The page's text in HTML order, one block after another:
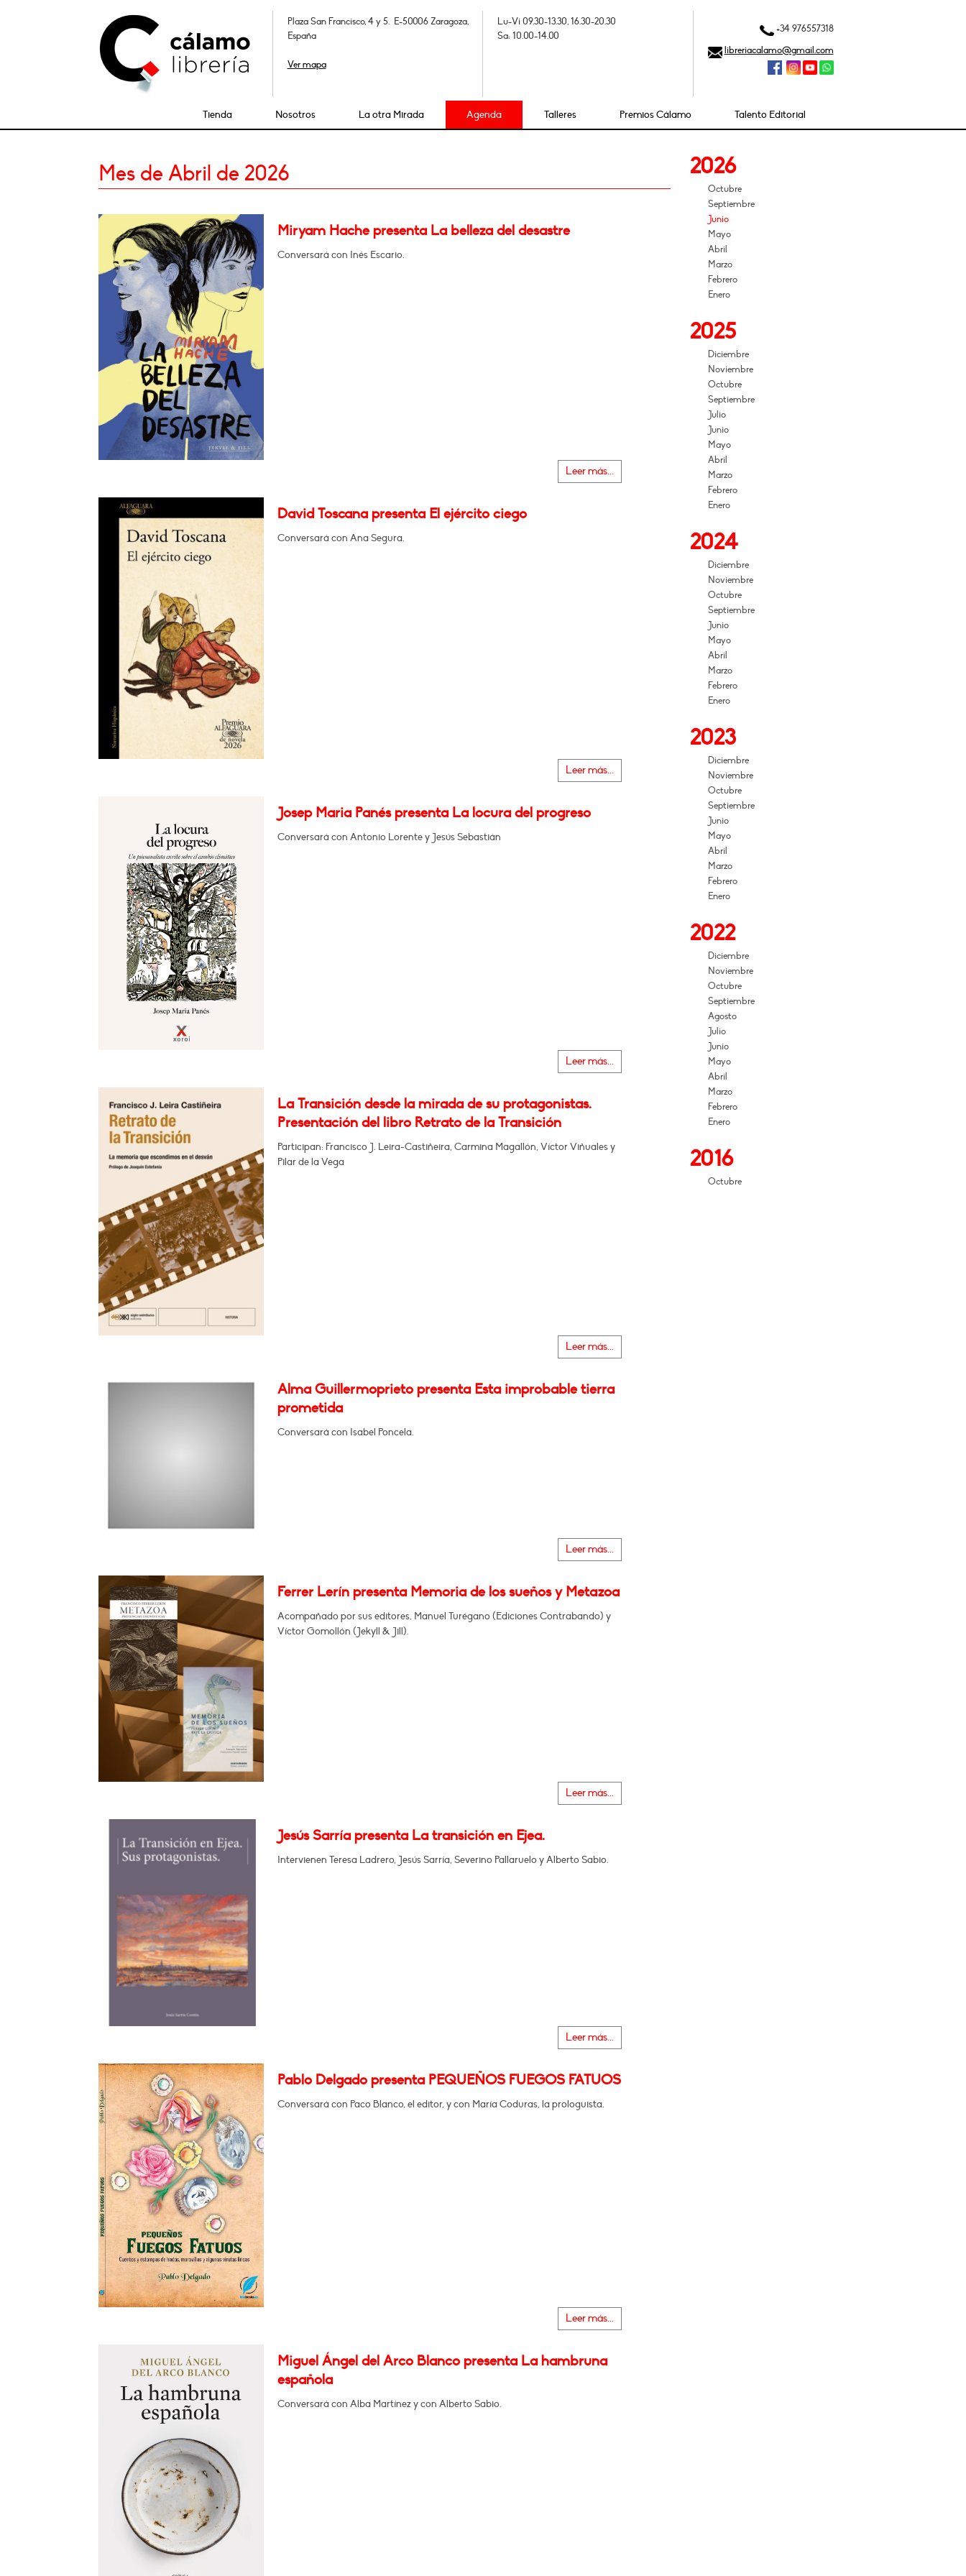
Plaza San Francisco, 4 y 5. E-50006 Zaragoza,
España
Ver mapa
Lu-Vi 09.30-13.30, 16.30-20.30
Sa: 10.00-14.00
+34 976557318
libreriacalamo@gmail.com
Tienda Nosotros La otra Mirada Agenda Talleres Premios Cálamo Talento Editorial
Mes de Abril de 2026
Miryam Hache presenta La belleza del desastre
Conversará con Inés Escario.
Leer más...
David Toscana presenta El ejército ciego
Conversará con Ana Segura.
Leer más...
Josep Maria Panés presenta La locura del progreso
Conversará con Antonio Lorente y Jesús Sebastián
Leer más...
La Transición desde la mirada de su protagonistas.
Presentación del libro Retrato de la Transición
Participan: Francisco J. Leira-Castiñeira, Carmina Magallón, Víctor Viñuales y
Pilar de la Vega
Leer más...
Alma Guillermoprieto presenta Esta improbable tierra
prometida
Conversará con Isabel Poncela.
Leer más...
Ferrer Lerín presenta Memoria de los sueños y Metazoa
Acompañado por sus editores, Manuel Turégano (Ediciones Contrabando) y
Víctor Gomollón (Jekyll & Jill).
Leer más...
Jesús Sarría presenta La transición en Ejea.
Intervienen Teresa Ladrero, Jesús Sarría, Severino Pallaruelo y Alberto Sabio.
Leer más...
Pablo Delgado presenta PEQUEÑOS FUEGOS FATUOS
Conversará con Paco Blanco, el editor, y con María Coduras, la prologuista.
Leer más...
Miguel Ángel del Arco Blanco presenta La hambruna
española
Conversará con Alba Martínez y con Alberto Sabio.
2026
Octubre
Septiembre
Junio
Mayo
Abril
Marzo
Febrero
Enero
2025
Diciembre
Noviembre
Octubre
Septiembre
Julio
Junio
Mayo
Abril
Marzo
Febrero
Enero
2024
Diciembre
Noviembre
Octubre
Septiembre
Junio
Mayo
Abril
Marzo
Febrero
Enero
2023
Diciembre
Noviembre
Octubre
Septiembre
Junio
Mayo
Abril
Marzo
Febrero
Enero
2022
Diciembre
Noviembre
Octubre
Septiembre
Agosto
Julio
Junio
Mayo
Abril
Marzo
Febrero
Enero
2016
Octubre